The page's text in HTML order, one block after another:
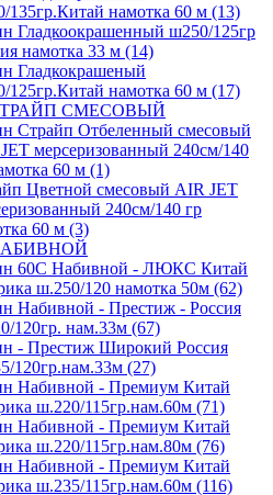
135гр.Китай намотка 60 м (13)
Гладкоокрашенный ш250/125гр
намотка 33 м (14)
Гладкокрашеный
125гр.Китай намотка 60 м (17)
СМЕСОВЫЙ
Страйп Отбеленный смесовый
мерсеризованный 240см/140
60 м (1)
Цветной смесовый AIR JET
240см/140 гр
60 м (3)
60С Набивной - ЛЮКС Китай
ш.250/120 намотка 50м (62)
Набивной - Престиж - Россия
120гр. нам.33м (67)
- Престиж Широкий Россия
120гр.нам.33м (27)
Набивной - Премиум Китай
ш.220/115гр.нам.60м (71)
Набивной - Премиум Китай
ш.220/115гр.нам.80м (76)
Набивной - Премиум Китай
ш.235/115гр.нам.60м (116)